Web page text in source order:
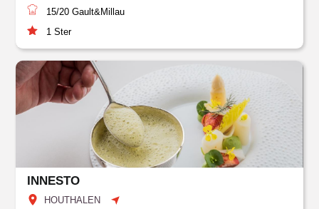
15/20 Gault&Millau
1 Ster
INNESTO
HOUTHALEN